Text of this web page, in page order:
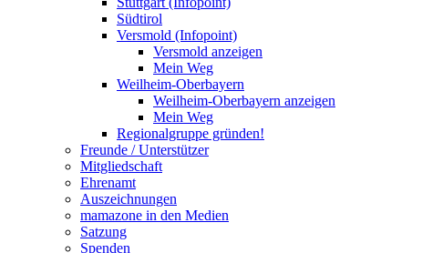
Südtirol
Versmold (Infopoint)
Versmold anzeigen
Mein Weg
Weilheim-Oberbayern
Weilheim-Oberbayern anzeigen
Mein Weg
Regionalgruppe gründen!
Freunde / Unterstützer
Mitgliedschaft
Ehrenamt
Auszeichnungen
mamazone in den Medien
Satzung
Spenden